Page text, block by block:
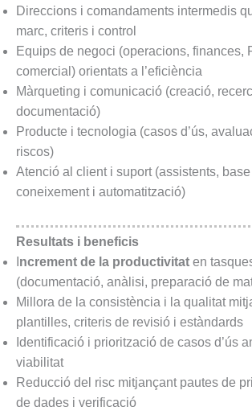
Direccions i comandaments intermedis
marc, criteris i control
Equips de negoci (operacions, finances,
comercial) orientats a l’eficiència
Màrqueting i comunicació (creació,
documentació)
Producte i tecnologia (casos d’ús,
riscos)
Atenció al client i suport (assistents, base
coneixement i automatització)
Resultats i beneficis
ncrement de la productivitat en
(documentació, anàlisi, preparació de
Millora de la consistència i la qualitat
plantilles, criteris de revisió i estàndards
Identificació i priorització de casos d’ús
viabilitat
Reducció del risc mitjançant pautes de
de dades i verificació